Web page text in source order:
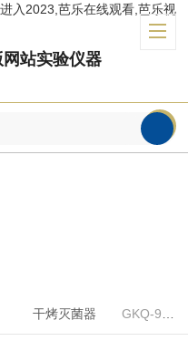
入2023,芭乐在线观看,芭乐视
站实验仪器
干烤灭菌器 GKQ-9070A70L立式GKQ干烤灭菌器